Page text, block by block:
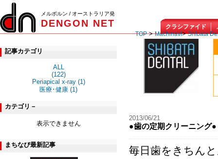
メルボルン / オーストラリア発
DENGON NET クラシファイド
記事カテゴリ
ALL
(122)
Periapical x-ray (1)
医療･健康 (1)
カテゴリ－
表示できません
まちなび最新記事
TOP> Machinavi> Shibata
2013/06/21
●歯の定期クリーニング●
毎日歯をきちん